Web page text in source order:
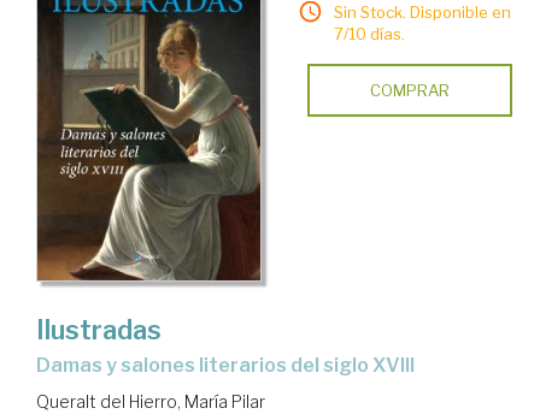
Sin Stock. Disponible en
7/10 días.
COMPRAR
Ilustradas
damas y salones literarios del siglo XVIII
Queralt del Hierro, María Pilar